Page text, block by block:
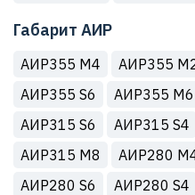
Габарит АИР
АИР355 М4 АИР355
АИР355 S6
АИР355 M6
АИР315 S6
АИР315 S4
АИР315 М8
АИР280
АИР280 S6
АИР280 S4